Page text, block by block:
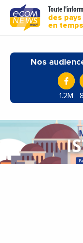
Toute
des
en
Nos
1.2M